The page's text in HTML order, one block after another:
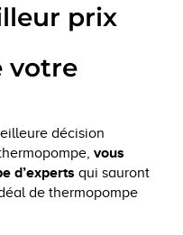
prix
votre
décision
vous
d’experts qui sauront
de thermopompe